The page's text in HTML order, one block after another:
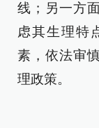
线；另一方
虑其生理特
素，依法审
理政策。